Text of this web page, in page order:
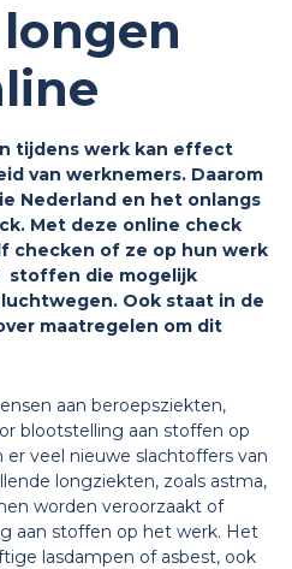
tijdens werk kan effect
van werknemers. Daarom
Nederland en het onlangs
Met deze online check
checken of ze op hun werk
stoffen die mogelijk
Ook staat in de
maatregelen om dit
aan beroepsziekten,
blootstelling aan stoffen op
veel nieuwe slachtoffers van
longziekten, zoals astma,
worden veroorzaakt of
aan stoffen op het werk. Het
lasdampen of asbest, ook